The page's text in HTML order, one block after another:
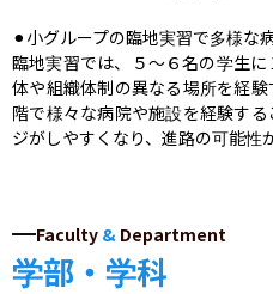
⚫︎小グループの臨地実習で多様な
臨地実習では、５〜６名の学生
体や組織体制の異なる場所を経
階で様々な病院や施設を経験す
ジがしやすくなり、進路の可能性
Faculty & Department
学部・学科